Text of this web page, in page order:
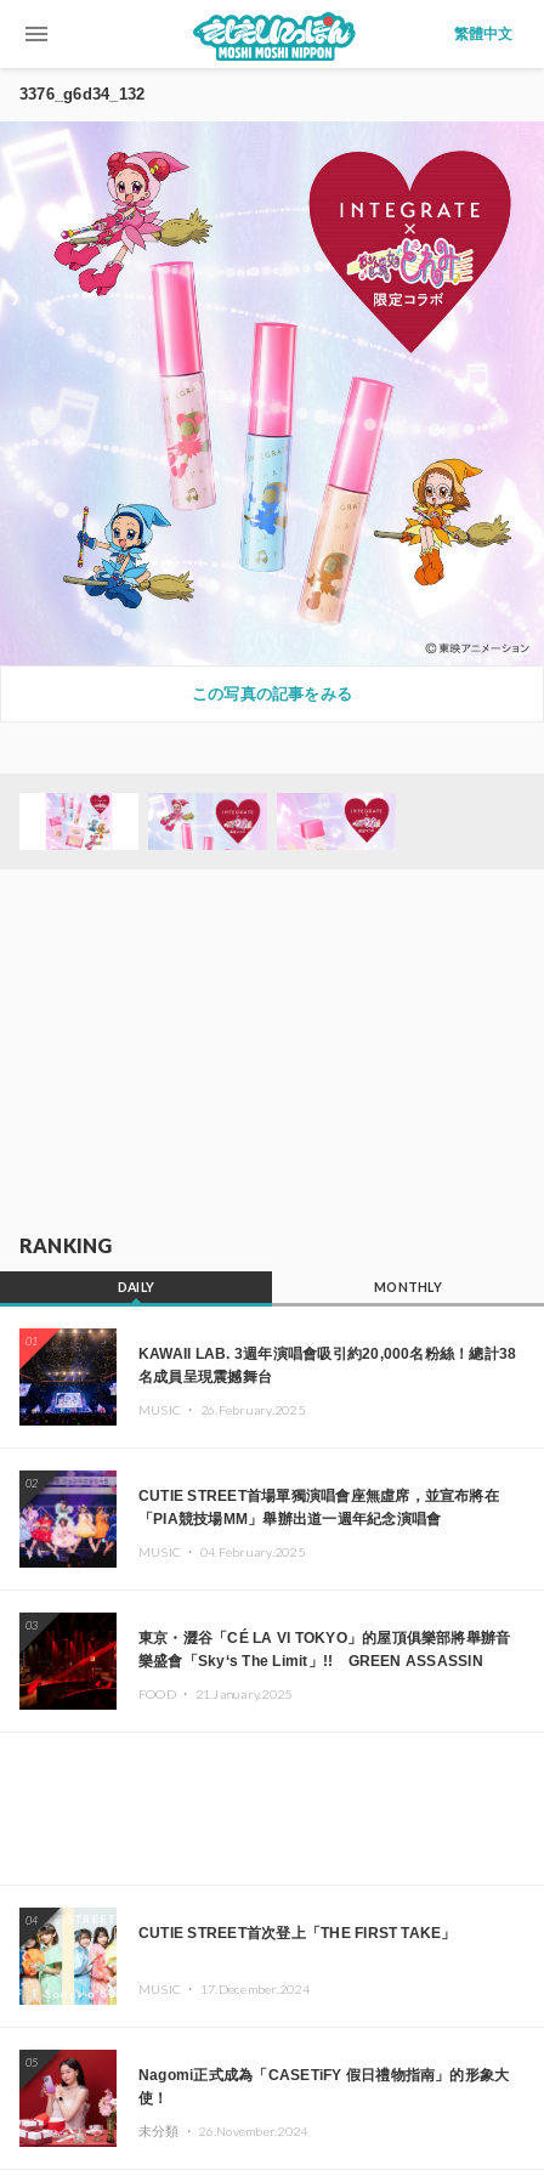
menu 繁體中文
3376_g6d34_132
この写真の記事をみる
RANKING
DAILY MONTHLY
01
KAWAII LAB. 3週年演唱會吸引約20,000名粉絲！總計38
名成員呈現震撼舞台
MUSIC ・ 26.February.2025
02
CUTIE STREET首場單獨演唱會座無虛席，並宣布將在
「PIA競技場MM」舉辦出道一週年紀念演唱會
MUSIC ・ 04.February.2025
03
東京・澀谷「CÉ LA VI TOKYO」的屋頂俱樂部將舉辦音
樂盛會「Sky‘s The Limit」!! GREEN ASSASSIN
FOOD ・ 21.January.2025
04
CUTIE STREET首次登上「THE FIRST TAKE」
MUSIC ・ 17.December.2024
05
Nagomi正式成為「CASETiFY 假日禮物指南」的形象大
使！
未分類 ・ 26.November.2024